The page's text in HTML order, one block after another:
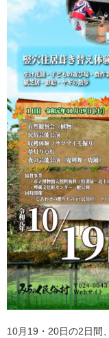
10月19・20日の2日間